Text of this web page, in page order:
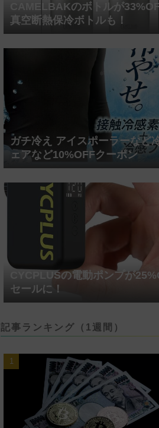
CAMELBAKのボトルが
真空断熱保冷ボトルも！
ガチ冷え アイスポーラーなど
ェアなど10%OFFクーポン
CYCPLUSの電動ポンプが
セールに！
記事ランキング（1週間）